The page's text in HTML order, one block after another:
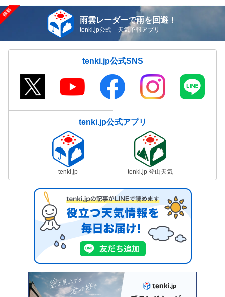
雨雲レーダーで雨を回避！
tenki.jp公式 天気予報アプリ
tenki.jp公式SNS
tenki.jp公式アプリ
tenki.jp tenki.jp 登山天気